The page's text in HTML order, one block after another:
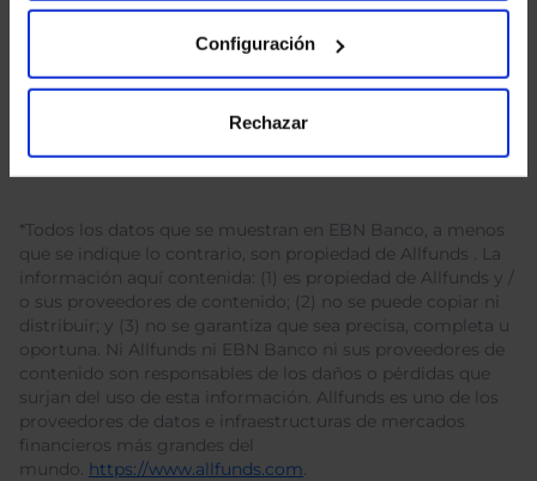
Configuración
Rechazar
*Todos los datos que se muestran en EBN Banco, a menos
que se indique lo contrario, son propiedad de Allfunds . La
información aquí contenida: (1) es propiedad de Allfunds y /
o sus proveedores de contenido; (2) no se puede copiar ni
distribuir; y (3) no se garantiza que sea precisa, completa u
oportuna. Ni Allfunds ni EBN Banco ni sus proveedores de
contenido son responsables de los daños o pérdidas que
surjan del uso de esta información. Allfunds es uno de los
proveedores de datos e infraestructuras de mercados
financieros más grandes del
mundo. https://www.allfunds.com.